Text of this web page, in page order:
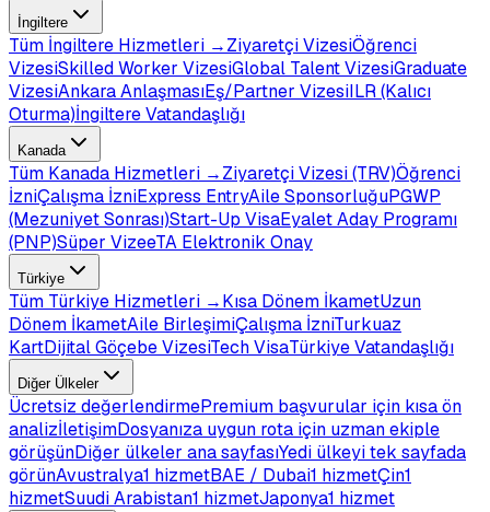
İngiltere
Tüm İngiltere Hizmetleri →Ziyaretçi VizesiÖğrenci
VizesiSkilled Worker VizesiGlobal Talent VizesiGraduate
VizesiAnkara AnlaşmasıEş/Partner VizesiILR (Kalıcı
Oturma)İngiltere Vatandaşlığı
Kanada
Tüm Kanada Hizmetleri →Ziyaretçi Vizesi (TRV)Öğrenci
İzniÇalışma İzniExpress EntryAile SponsorluğuPGWP
(Mezuniyet Sonrası)Start-Up VisaEyalet Aday Programı
(PNP)Süper VizeeTA Elektronik Onay
Türkiye
Tüm Türkiye Hizmetleri →Kısa Dönem İkametUzun
Dönem İkametAile BirleşimiÇalışma İzniTurkuaz
KartDijital Göçebe VizesiTech VisaTürkiye Vatandaşlığı
Diğer Ülkeler
Ücretsiz değerlendirmePremium başvurular için kısa ön
analizİletişimDosyanıza uygun rota için uzman ekiple
görüşünDiğer ülkeler ana sayfasıYedi ülkeyi tek sayfada
görünAvustralya1 hizmetBAE / Dubai1 hizmetÇin1
hizmetSuudi Arabistan1 hizmetJaponya1 hizmet